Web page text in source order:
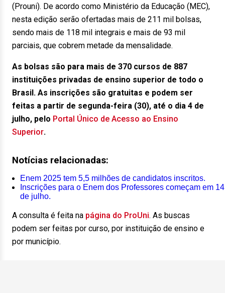
(Prouni). De acordo como Ministério da Educação (MEC),
nesta edição serão ofertadas mais de 211 mil bolsas,
sendo mais de 118 mil integrais e mais de 93 mil
parciais, que cobrem metade da mensalidade.
As bolsas são para mais de 370 cursos de 887
instituições privadas de ensino superior de todo o
Brasil. As inscrições são gratuitas e podem ser
feitas a partir de segunda-feira (30), até o dia 4 de
julho, pelo Portal Único de Acesso ao Ensino
Superior.
Notícias relacionadas:
Enem 2025 tem 5,5 milhões de candidatos inscritos.
Inscrições para o Enem dos Professores começam em 14
de julho.
A consulta é feita na página do ProUni. As buscas
podem ser feitas por curso, por instituição de ensino e
por município.